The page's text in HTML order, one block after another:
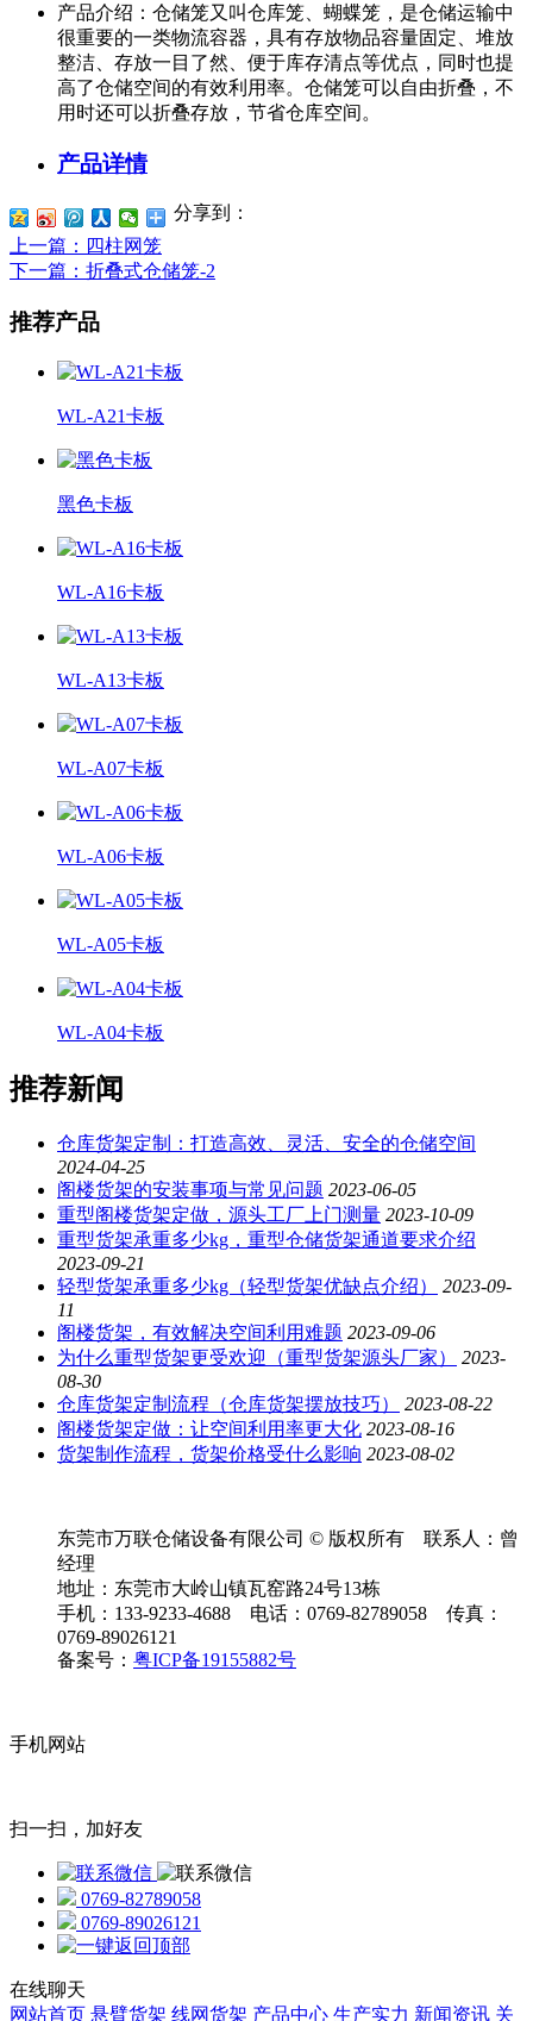
产品介绍： 仓储笼又叫仓库笼、蝴蝶笼，是仓储运输中
很重要的一类物流容器，具有存放物品容量固定、堆放
整洁、存放一目了然、便于库存清点等优点，同时也提
高了仓储空间的有效利用率。仓储笼可以自由折叠，不
用时还可以折叠存放，节省仓库空间。
产品详情
分享到：
上一篇 ：四柱网笼
下一篇 ：折叠式仓储笼-2
推荐产品
WL-A21卡板
黑色卡板
WL-A16卡板
WL-A13卡板
WL-A07卡板
WL-A06卡板
WL-A05卡板
WL-A04卡板
推荐新闻
仓库货架定制：打造高效、灵活、安全的仓储空间
2024-04-25
阁楼货架的安装事项与常见问题 2023-06-05
重型阁楼货架定做，源头工厂上门测量 2023-10-09
重型货架承重多少kg，重型仓储货架通道要求介绍
2023-09-21
轻型货架承重多少kg（轻型货架优缺点介绍）
2023-09-
11
阁楼货架，有效解决空间利用难题 2023-09-06
为什么重型货架更受欢迎（重型货架源头厂家）
2023-
08-30
仓库货架定制流程（仓库货架摆放技巧）
2023-08-22
阁楼货架定做：让空间利用率更大化 2023-08-16
货架制作流程，货架价格受什么影响 2023-08-02
东莞市万联仓储设备有限公司 © 版权所有 联系人：曾
经理
地址：东莞市大岭山镇瓦窑路24号13栋
手机：133-9233-4688 电话：0769-82789058 传真：
0769-89026121
备案号： 粤ICP备19155882号
手机网站
扫一扫，加好友
0769-82789058
0769-89026121
在线聊天
网站首页 悬臂货架 线网货架 产品中心 生产实力 新闻资讯 关